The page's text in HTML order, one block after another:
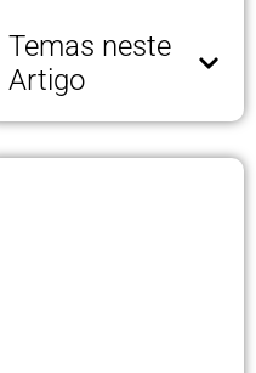
Temas neste
Artigo